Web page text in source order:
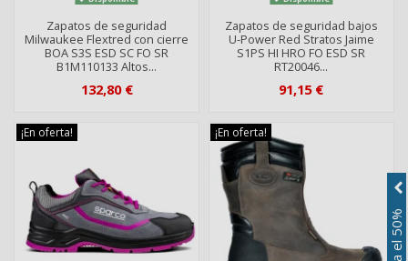
Zapatos de seguridad
Milwaukee Flextred con cierre
BOA S3S ESD SC FO SR
B1M110133 Altos...
132,80 €
Zapatos de seguridad bajos
U-Power Red Stratos Jaime
S1PS HI HRO FO ESD SR
RT20046...
91,15 €
¡En oferta! ¡En oferta!